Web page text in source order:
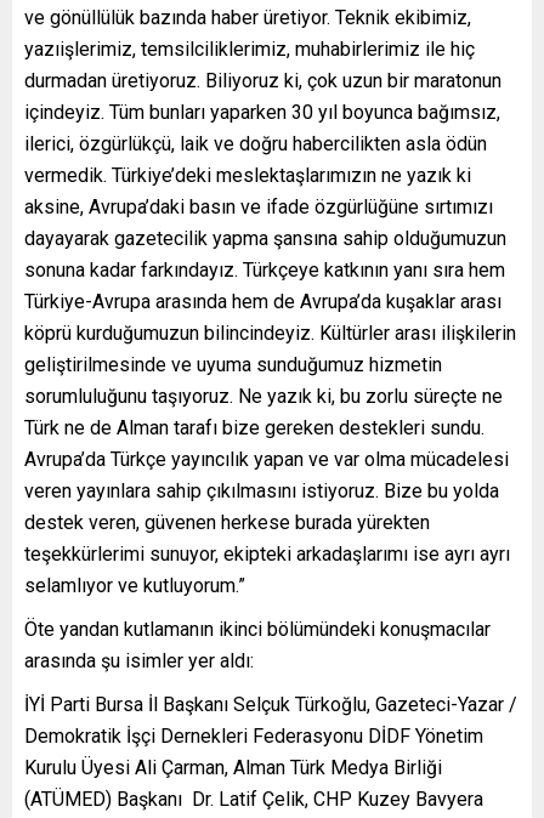
ve gönüllülük bazında haber üretiyor. Teknik ekibimiz,
yazıişlerimiz, temsilciliklerimiz, muhabirlerimiz ile hiç
durmadan üretiyoruz. Biliyoruz ki, çok uzun bir maratonun
içindeyiz. Tüm bunları yaparken 30 yıl boyunca bağımsız,
ilerici, özgürlükçü, laik ve doğru habercilikten asla ödün
vermedik. Türkiye’deki meslektaşlarımızın ne yazık ki
aksine, Avrupa’daki basın ve ifade özgürlüğüne sırtımızı
dayayarak gazetecilik yapma şansına sahip olduğumuzun
sonuna kadar farkındayız. Türkçeye katkının yanı sıra hem
Türkiye-Avrupa arasında hem de Avrupa’da kuşaklar arası
köprü kurduğumuzun bilincindeyiz. Kültürler arası ilişkilerin
geliştirilmesinde ve uyuma sunduğumuz hizmetin
sorumluluğunu taşıyoruz. Ne yazık ki, bu zorlu süreçte ne
Türk ne de Alman tarafı bize gereken destekleri sundu.
Avrupa’da Türkçe yayıncılık yapan ve var olma mücadelesi
veren yayınlara sahip çıkılmasını istiyoruz. Bize bu yolda
destek veren, güvenen herkese burada yürekten
teşekkürlerimi sunuyor, ekipteki arkadaşlarımı ise ayrı ayrı
selamlıyor ve kutluyorum.”
Öte yandan kutlamanın ikinci bölümündeki konuşmacılar
arasında şu isimler yer aldı:
İYİ Parti Bursa İl Başkanı Selçuk Türkoğlu, Gazeteci-Yazar /
Demokratik İşçi Dernekleri Federasyonu DİDF Yönetim
Kurulu Üyesi Ali Çarman, Alman Türk Medya Birliği
(ATÜMED) Başkanı Dr. Latif Çelik, CHP Kuzey Bavyera